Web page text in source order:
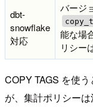
dbt-
snowflake
対応
バージ
能な場
リシー
COPY TAGS を使
が、集計ポリシー